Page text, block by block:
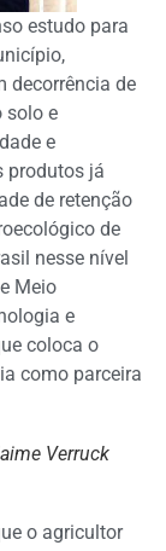
estudo para
decorrência de
solo e
e
produtos já
de retenção
de
nesse nível
Meio
e
coloca o
como parceira
Verruck
o agricultor